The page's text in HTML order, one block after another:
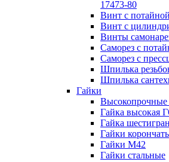
17473-80
Винт с
Винт с
Винты
Саморез с
Саморез с
Шпилька
Шпилька
Гайки
Высокопрочные
Гайка высокая
Гайка
Гайки
Гайки М42
Гайки стальные